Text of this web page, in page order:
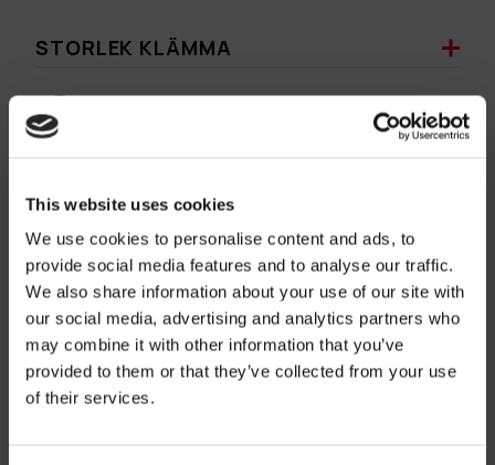
This website uses cookies
We use cookies to personalise content and ads, to
provide social media features and to analyse our traffic.
We also share information about your use of our site with
our social media, advertising and analytics partners who
may combine it with other information that you’ve
provided to them or that they’ve collected from your use
of their services.
STORLEK KLÄMMA
150S
FÄRG KLÄMMA
PRODUKTINFORMATION